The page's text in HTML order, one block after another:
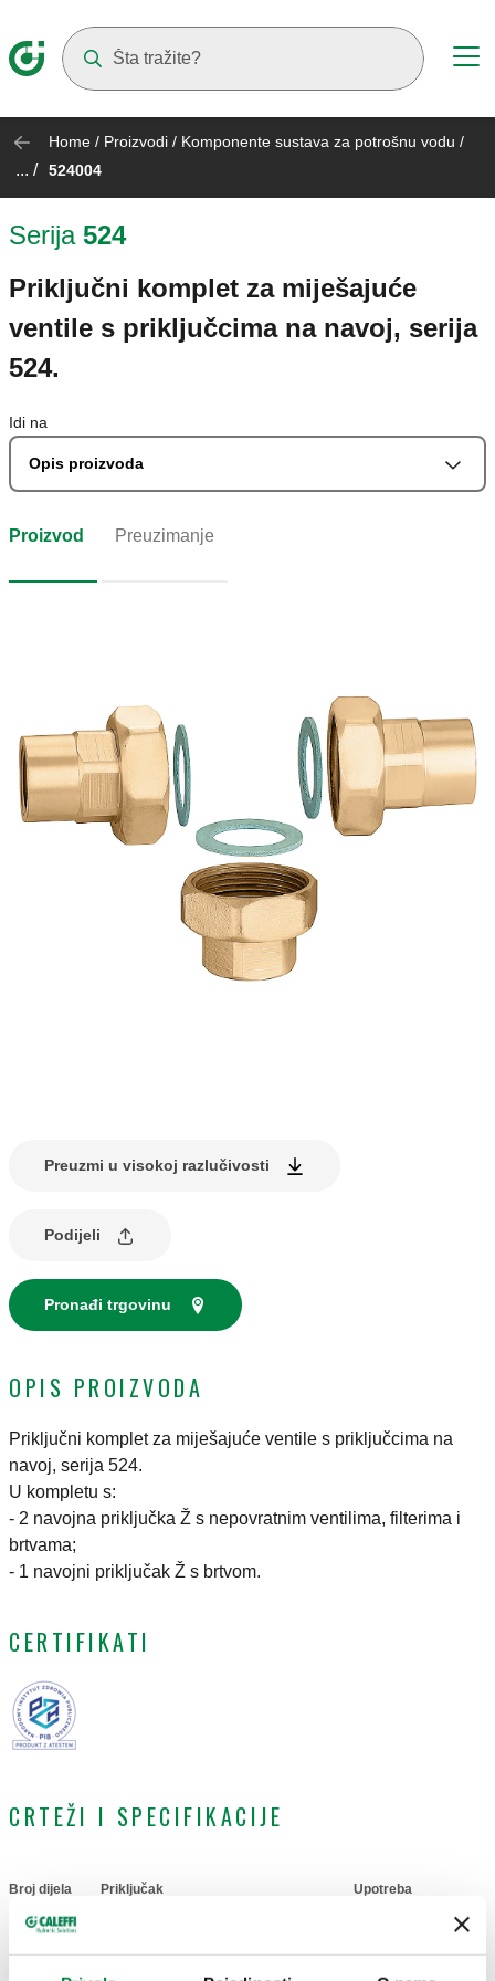
Home / Proizvodi / Komponente sustava za potrošnu vodu /
... / 524004
Serija 524
Priključni komplet za miješajuće
ventile s priključcima na navoj, serija
524.
Idi na
Opis proizvoda
Proizvod Preuzimanje
Preuzmi u visokoj razlučivosti
Podijeli
Pronađi trgovinu
OPIS PROIZVODA
Priključni komplet za miješajuće ventile s priključcima na
navoj, serija 524.
U kompletu s:
- 2 navojna priključka Ž s nepovratnim ventilima, filterima i
brtvama;
- 1 navojni priključak Ž s brtvom.
CERTIFIKATI
CRTEŽI I SPECIFIKACIJE
Broj dijela Priključak Upotreba